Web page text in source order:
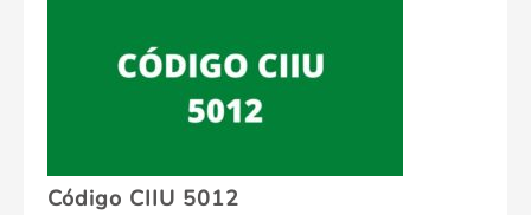
Código CIIU 5012